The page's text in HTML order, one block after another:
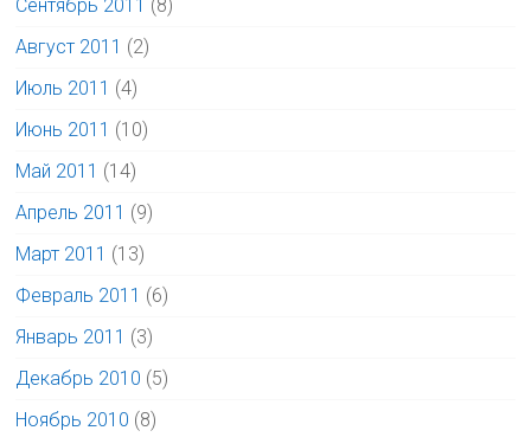
Сентябрь 2011 (8)
Август 2011 (2)
Июль 2011 (4)
Июнь 2011 (10)
Май 2011 (14)
Апрель 2011 (9)
Март 2011 (13)
Февраль 2011 (6)
Январь 2011 (3)
Декабрь 2010 (5)
Ноябрь 2010 (8)